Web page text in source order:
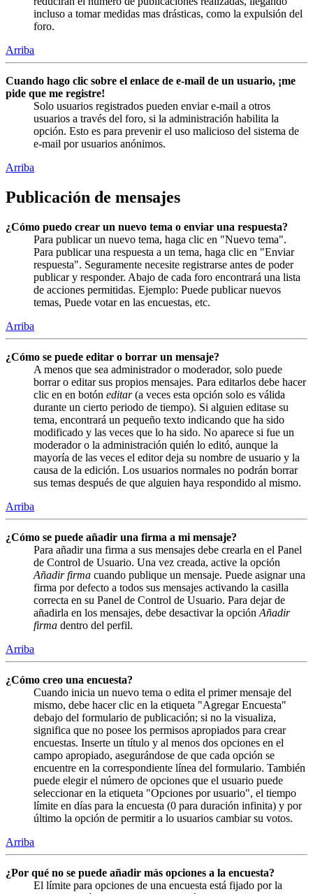
incluso a tomar medidas mas drásticas, como la expulsión del
foro.
Arriba
Cuando hago clic sobre el enlace de e-mail de un usuario, ¡me
pide que me registre!
Solo usuarios registrados pueden enviar e-mail a otros
usuarios a través del foro, si la administración habilita la
opción. Esto es para prevenir el uso malicioso del sistema de
e-mail por usuarios anónimos.
Arriba
Publicación de mensajes
¿Cómo puedo crear un nuevo tema o enviar una respuesta?
Para publicar un nuevo tema, haga clic en "Nuevo tema".
Para publicar una respuesta a un tema, haga clic en "Enviar
respuesta". Seguramente necesite registrarse antes de poder
publicar y responder. Abajo de cada foro encontrará una lista
de acciones permitidas. Ejemplo: Puede publicar nuevos
temas, Puede votar en las encuestas, etc.
Arriba
¿Cómo se puede editar o borrar un mensaje?
A menos que sea administrador o moderador, solo puede
borrar o editar sus propios mensajes. Para editarlos debe hacer
clic en en botón editar(a veces esta opción solo es válida
durante un cierto periodo de tiempo). Si alguien editase su
tema, encontrará un pequeño texto indicando que ha sido
modificado y las veces que lo ha sido. No aparece si fue un
moderador o la administración quién lo editó, aunque la
mayoría de las veces el editor deja su nombre de usuario y la
causa de la edición. Los usuarios normales no podrán borrar
sus temas después de que alguien haya respondido al mismo.
Arriba
¿Cómo se puede añadir una firma a mi mensaje?
Para añadir una firma a sus mensajes debe crearla en el Panel
de Control de Usuario. Una vez creada, active la opción
Añadir firma cuando publique un mensaje. Puede asignar una
firma por defecto a todos sus mensajes activando la casilla
correcta en su Panel de Control de Usuario. Para dejar de
añadirla en los mensajes, debe desactivar la opción Añadir
firma dentro del perfil.
Arriba
¿Cómo creo una encuesta?
Cuando inicia un nuevo tema o edita el primer mensaje del
mismo, debe hacer clic en la etiqueta "Agregar Encuesta"
debajo del formulario de publicación; si no la visualiza,
significa que no posee los permisos apropiados para crear
encuestas. Inserte un título y al menos dos opciones en el
campo apropiado, asegurándose de que cada opción se
encuentre en la correspondiente línea del formulario. También
puede elegir el número de opciones que el usuario puede
seleccionar en la etiqueta "Opciones por usuario", el tiempo
límite en días para la encuesta (0 para duración infinita) y por
último la opción de permitir a lo usuarios cambiar su votos.
Arriba
¿Por qué no se puede añadir más opciones a la encuesta?
El límite para opciones de una encuesta está fijado por la